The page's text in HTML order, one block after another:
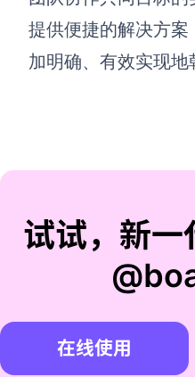
提供便捷的解决方
加明确、有效实现地
试试，新
在线使用